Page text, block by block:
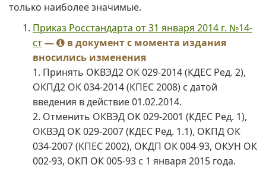
только наиболее значимые.
Приказ Росстандарта от 31 января 2014 г. №14-
ст—
в документ с момента издания
вносились изменения
1. Принять ОКВЭД2 ОК 029-2014 (КДЕС Ред. 2),
ОКПД2 ОК 034-2014 (КПЕС 2008) с датой
введения в действие 01.02.2014.
2. Отменить ОКВЭД ОК 029-2001 (КДЕС Ред. 1),
ОКВЭД ОК 029-2007 (КДЕС Ред. 1.1), ОКПД ОК
034-2007 (КПЕС 2002), ОКДП ОК 004-93, ОКУН ОК
002-93, ОКП ОК 005-93 с 1 января 2015 года.